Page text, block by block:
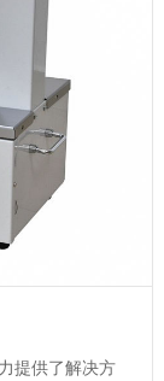
提供了解决方